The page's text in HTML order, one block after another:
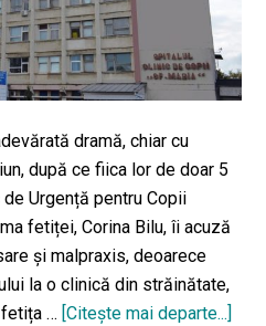
dramă, chiar cu
după ce fiica lor de doar 5
Urgență pentru Copii
fetiței, Corina Bilu, îi acuză
și malpraxis, deoarece
la o clinică din străinătate,
… [Citeşte mai departe...]